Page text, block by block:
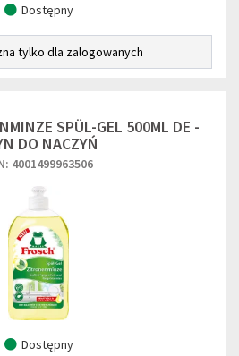
Dostępny
tylko dla zalogowanych
SPÜL-GEL 500ML DE -
DO NACZYŃ
4001499963506
Dostępny